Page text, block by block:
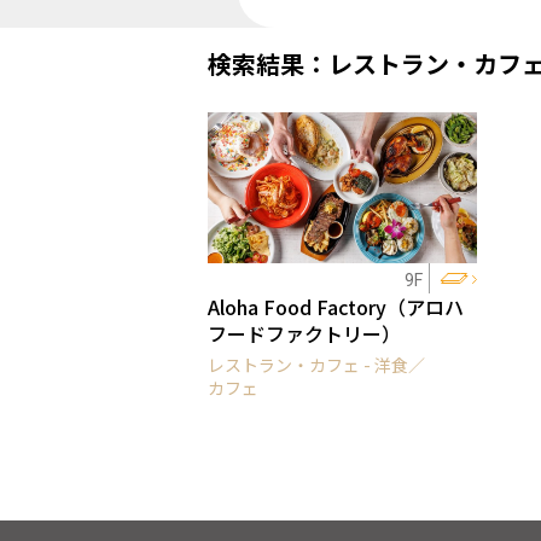
検索結果：レストラン・カフ
9F
Aloha Food Factory（アロハ
フードファクトリー）
レストラン・カフェ - 洋食／
カフェ